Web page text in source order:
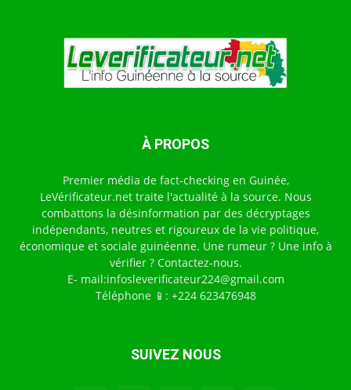
À PROPOS
Premier média de fact-checking en Guinée,
LeVérificateur.net traite l'actualité à la source. Nous
combattons la désinformation par des décryptages
indépendants, neutres et rigoureux de la vie politique,
économique et sociale guinéenne. Une rumeur ? Une info à
vérifier ? Contactez-nous.
E- mail:infosleverificateur224@gmail.com
Téléphone 📱: +224 623476948
SUIVEZ NOUS